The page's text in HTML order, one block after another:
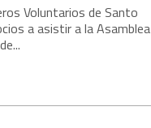
Voluntarios de Santo
a asistir a la Asamblea